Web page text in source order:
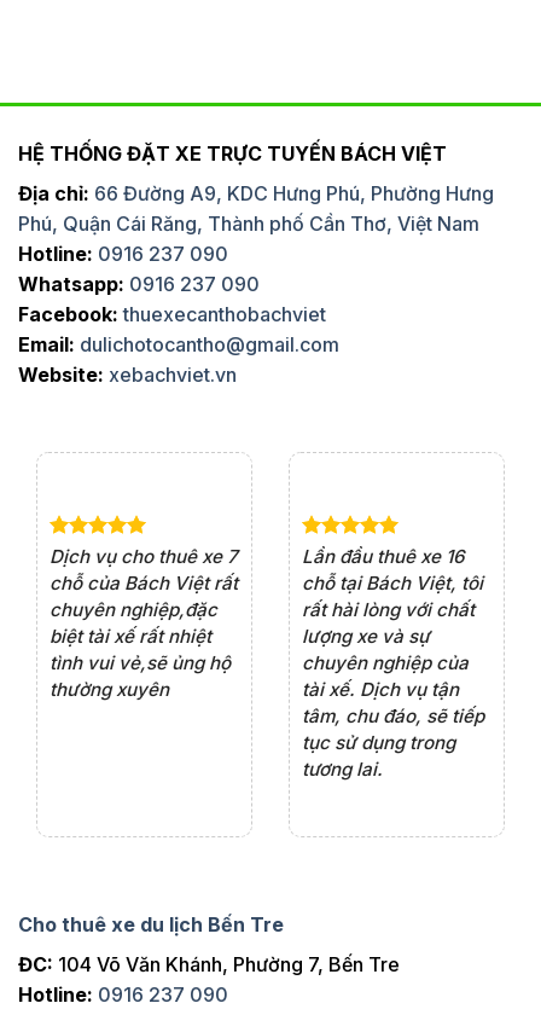
HỆ THỐNG ĐẶT XE TRỰC TUYẾN BÁCH VIỆT
Địa chỉ: 66 Đường A9, KDC Hưng Phú, Phường Hưng
Phú, Quận Cái Răng, Thành phố Cần Thơ, Việt Nam
Hotline: 0916 237 090
Whatsapp: 0916 237 090
Facebook: thuexecanthobachviet
Email: dulichotocantho@gmail.com
Website: xebachviet.vn
Dịch vụ cho thuê xe 7
chỗ của Bách Việt rất
chuyên nghiệp,đặc
biệt tài xế rất nhiệt
tình vui vẻ,sẽ ủng hộ
thường xuyên
Lần đầu thuê xe 16
chỗ tại Bách Việt, tôi
rất hài lòng với chất
lượng xe và sự
chuyên nghiệp của
tài xế. Dịch vụ tận
tâm, chu đáo, sẽ tiếp
tục sử dụng trong
tương lai.
Cho thuê xe du lịch Bến Tre
ĐC: 104 Võ Văn Khánh, Phường 7, Bến Tre
Hotline: 0916 237 090